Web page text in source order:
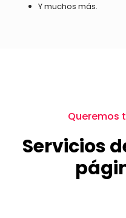
Y muchos más.
Queremos
Servicios